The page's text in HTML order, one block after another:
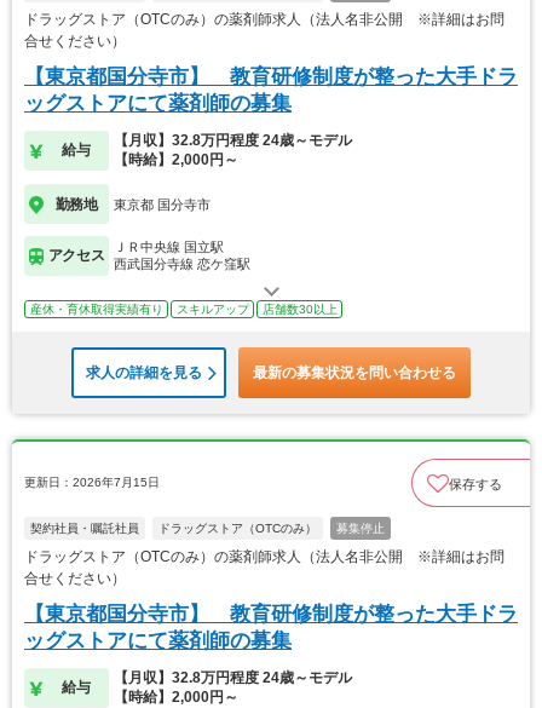
ドラッグストア（OTCのみ）の薬剤師求人（法人名非公開 ※詳細はお問
合せください）
【東京都国分寺市】 教育研修制度が整った大手ドラ
ッグストアにて薬剤師の募集
給与
【月収】32.8万円程度 24歳～モデル
【時給】2,000円～
勤務地 東京都 国分寺市
アクセス
ＪＲ中央線 国立駅
西武国分寺線 恋ケ窪駅
産休・育休取得実績有り スキルアップ 店舗数30以上
求人の詳細を見る 最新の募集状況を問い合わせる
更新日：2026年7月15日 保存する
契約社員・嘱託社員 ドラッグストア（OTCのみ） 募集停止
ドラッグストア（OTCのみ）の薬剤師求人（法人名非公開 ※詳細はお問
合せください）
【東京都国分寺市】 教育研修制度が整った大手ドラ
ッグストアにて薬剤師の募集
給与
【月収】32.8万円程度 24歳～モデル
【時給】2,000円～